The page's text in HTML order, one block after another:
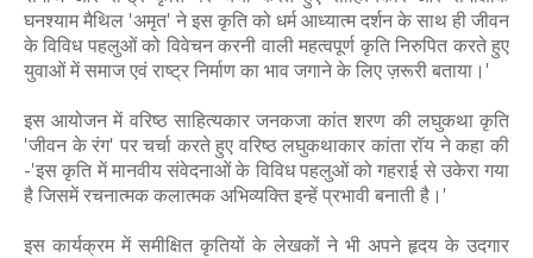
घनश्याम मैथिल 'अमृत' ने इस कृति को धर्म आध्यात्म दर्शन के साथ ही जीवन
के विविध पहलुओं को विवेचन करनी वाली महत्वपूर्ण कृति निरुपित करते हुए
युवाओं में समाज एवं राष्ट्र निर्माण का भाव जगाने के लिए ज़रूरी बताया।'
इस आयोजन में वरिष्ठ साहित्यकार जनकजा कांत शरण की लघुकथा कृति
'जीवन के रंग' पर चर्चा करते हुए वरिष्ठ लघुकथाकार कांता रॉय ने कहा की
-'इस कृति में मानवीय संवेदनाओं के विविध पहलुओं को गहराई से उकेरा गया
है जिसमें रचनात्मक कलात्मक अभिव्यक्ति इन्हें प्रभावी बनाती है।'
इस कार्यक्रम में समीक्षित कृतियों के लेखकों ने भी अपने हृदय के उदगार